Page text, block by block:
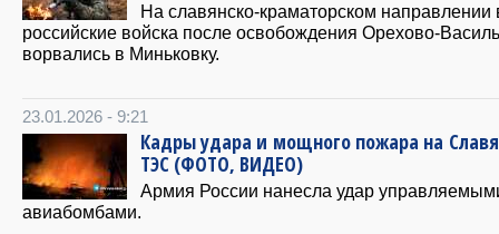
На славянско-краматорском
российские войска после освобождения Орехово-
ворвались в Миньковку.
23.01.2026 - 9:21
Кадры удара и мощного пожара на
ТЭС (ФОТО, ВИДЕО)
Армия России нанесла удар
авиабомбами.